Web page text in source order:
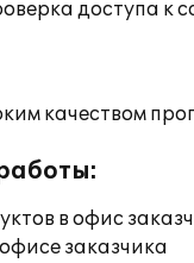
доступа к
качеством
в офис
заказчика